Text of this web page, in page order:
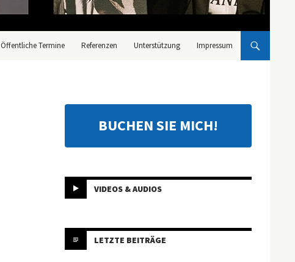
Öffentliche Termine Referenzen Unterstützung Impressum
BUCHEN SIE MICH!
VIDEOS & AUDIOS
LETZTE BEITRÄGE